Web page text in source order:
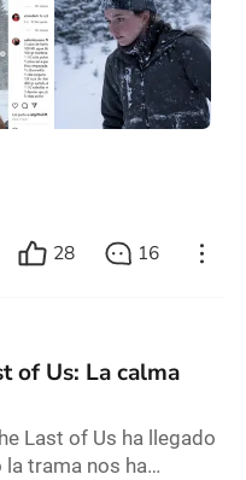
del doctor que Joel
temporada, le dio un
sufrir y finalmente
Al igual que con
28 16
of Us: La calma
Last of Us ha llegado
la trama nos ha